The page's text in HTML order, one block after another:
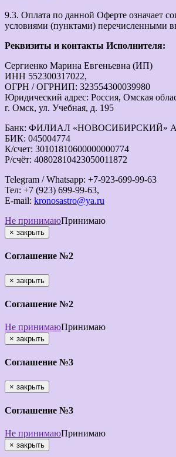
9.3. Оплата по данной Оферте означает
условиями (пунктами) перечисленными
Реквизиты и контакты Исполнителя:
Сергиенко Марина Евгеньевна (ИП)
ИНН 552300317022,
ОГРН / ОГРНИП: 323554300039980
Юридический адрес: Россия, Омская
г. Омск, ул. Учебная, д. 195
Банк: ФИЛИАЛ «НОВОСИБИРСКИЙ»
БИК: 045004774
К/счет: 30101810600000000774
Р/счёт: 40802810423050011872
Telegram / Whatsapp: +7-923-699-99-63
Тел: +7 (923) 699-99-63,
E-mail: kronosastro@ya.ru
Не принимаюПринимаю
× закрыть
Соглашение №2
× закрыть
Соглашение №2
Не принимаюПринимаю
× закрыть
Соглашение №3
× закрыть
Соглашение №3
Не принимаюПринимаю
× закрыть